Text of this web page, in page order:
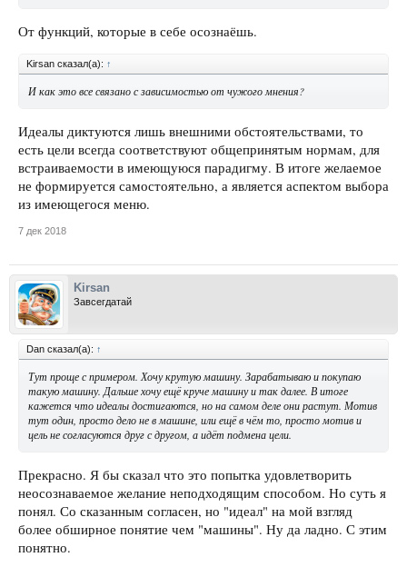
От функций, которые в себе осознаёшь.
Kirsan сказал(а): ↑
И как это все связано с зависимостью от чужого мнения?
Идеалы диктуются лишь внешними обстоятельствами, то
есть цели всегда соответствуют общепринятым нормам, для
встраиваемости в имеющуюся парадигму. В итоге желаемое
не формируется самостоятельно, а является аспектом выбора
из имеющегося меню.
7 дек 2018
Kirsan
Завсегдатай
Dan сказал(а): ↑
Тут проще с примером. Хочу крутую машину. Зарабатываю и покупаю
такую машину. Дальше хочу ещё круче машину и так далее. В итоге
кажется что идеалы достигаются, но на самом деле они растут. Мотив
тут один, просто дело не в машине, или ещё в чём то, просто мотив и
цель не согласуются друг с другом, а идёт подмена цели.
Прекрасно. Я бы сказал что это попытка удовлетворить
неосознаваемое желание неподходящим способом. Но суть я
понял. Со сказанным согласен, но "идеал" на мой взгляд
более обширное понятие чем "машины". Ну да ладно. С этим
понятно.